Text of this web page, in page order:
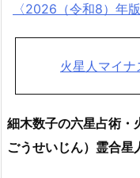
〈2026（令和8）年
火星人マイ
細木数子の六星占術・
ごうせいじん）霊合